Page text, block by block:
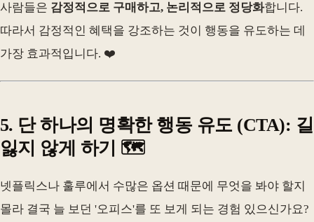
사람들은 감정적으로 구매하고, 논리적으로 정당화합니다.
따라서 감정적인 혜택을 강조하는 것이 행동을 유도하는 데
가장 효과적입니다. ❤️
5. 단 하나의 명확한 행동 유도 (CTA): 길
잃지 않게 하기 🗺️
넷플릭스나 훌루에서 수많은 옵션 때문에 무엇을 봐야 할지
몰라 결국 늘 보던 '오피스'를 또 보게 되는 경험 있으신가요?